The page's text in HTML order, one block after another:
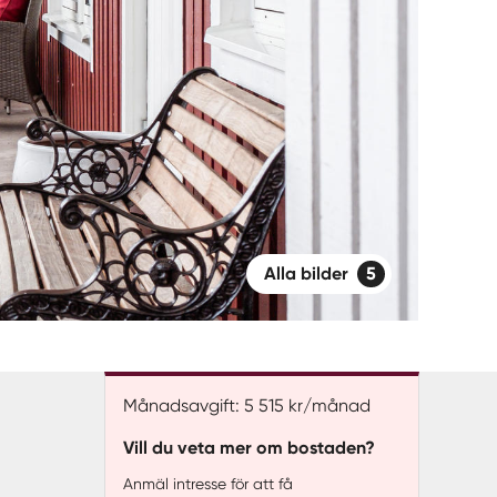
Alla bilder 5
Månadsavgift: 5 515 kr/månad
Vill du veta mer om bostaden?
Anmäl intresse för att få